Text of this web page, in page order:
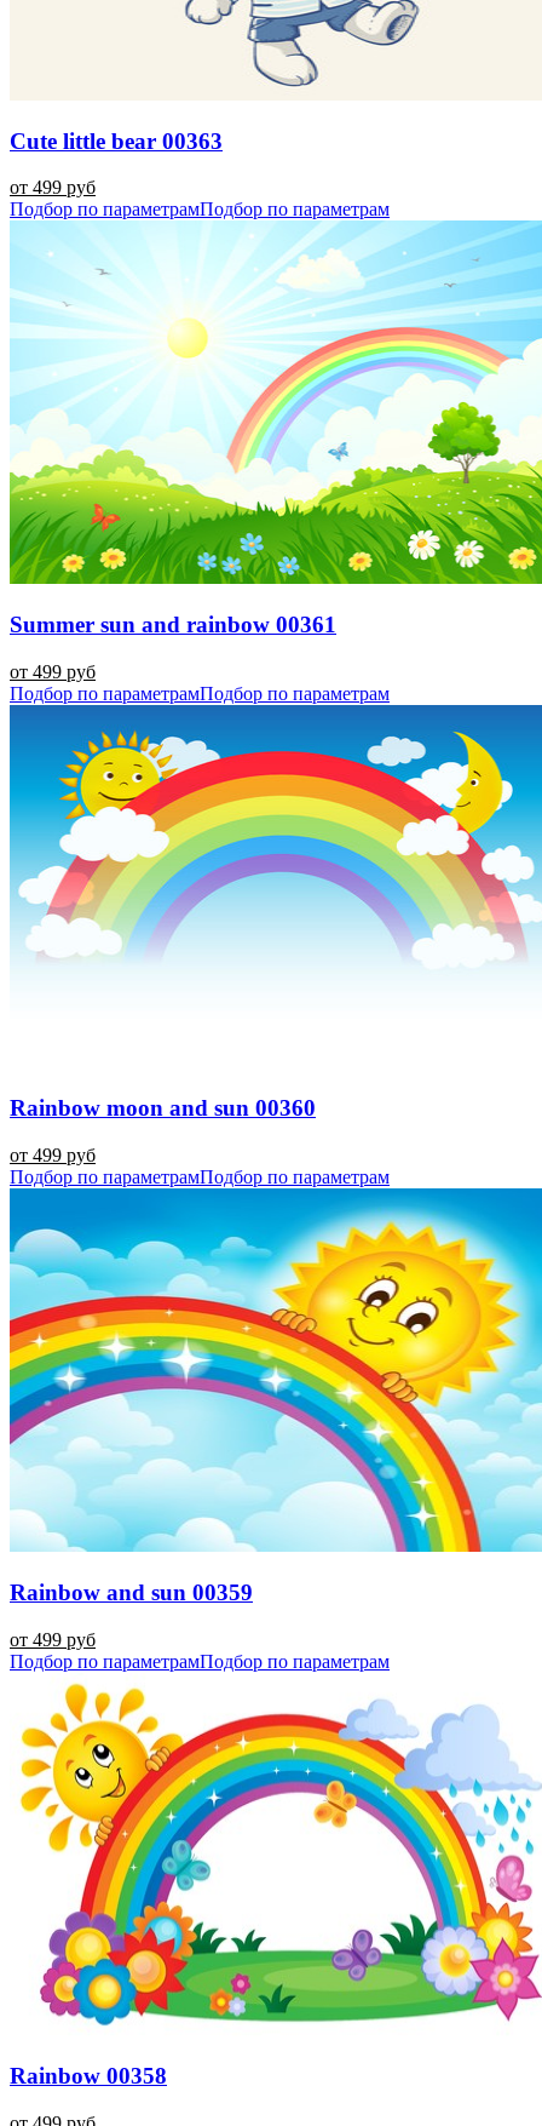
Cute little bear 00363
от 499 руб
Подбор по параметрамПодбор по параметрам
Summer sun and rainbow 00361
от 499 руб
Подбор по параметрамПодбор по параметрам
Rainbow moon and sun 00360
от 499 руб
Подбор по параметрамПодбор по параметрам
Rainbow and sun 00359
от 499 руб
Подбор по параметрамПодбор по параметрам
Rainbow 00358